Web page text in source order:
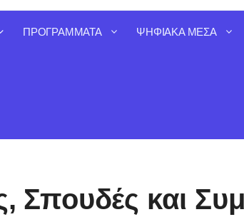
ΠΡΟΓΡΑΜΜΑΤΑ ΨΗΦΙΑΚΑ ΜΕΣΑ
Σπουδές και